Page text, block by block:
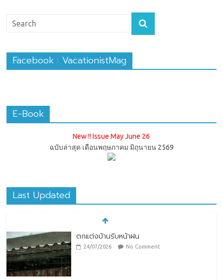
Facebook : VacationistMag
E-Book
New !! Issue May June 26
ฉบับล่าสุด เดือนพฤษภาคม มิถุนายน 2569
Last Updated
ตกแต่งบ้านรับหน้าฝน
24/07/2026 No Comment